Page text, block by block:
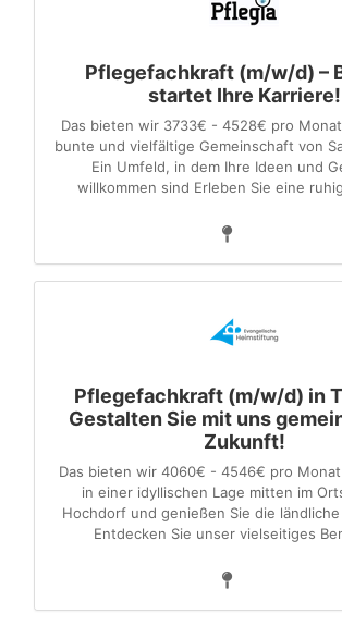
Pflegefachkraft (m/w/d) –
startet Ihre Karriere!
Das bieten wir 3733€ - 4528€ pro
bunte und vielfältige Gemeinschaft von
Ein Umfeld, in dem Ihre Ideen und
willkommen sind Erleben Sie eine
Pflegefachkraft (m/w/d) in
Gestalten Sie mit uns
Zukunft!
Das bieten wir 4060€ - 4546€ pro
in einer idyllischen Lage mitten im
Hochdorf und genießen Sie die
Entdecken Sie unser vielseitiges